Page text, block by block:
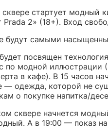
стартует модный
2» (18+). Вход
будут самыми
будет посвящен
по модной иллюстрации
в кафе). В 15 часов
— одежда, которой не
о покупке напитка/
сквере начнется
А в 19:00 — показ